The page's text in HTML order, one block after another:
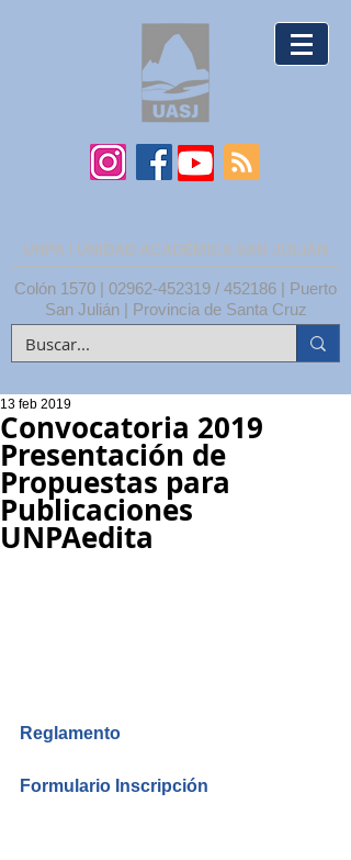
UNPA | UNIDAD ACADÉMICA SAN JULIÁN
Colón 1570 | 02962-452319 / 452186 | Puerto
San Julián | Provincia de Santa Cruz
Convocatoria 2019
Presentación de
Propuestas para
Publicaciones
UNPAedita
13 feb 2019
Reglamento
Formulario Inscripción